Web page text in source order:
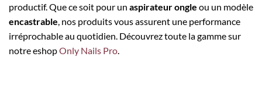
productif. Que ce soit pour un aspirateur ongle ou un modèle
encastrable, nos produits vous assurent une performance
irréprochable au quotidien. Découvrez toute la gamme sur
notre eshopOnly Nails Pro.